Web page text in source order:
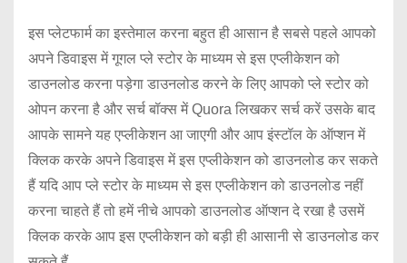
इस प्लेटफार्म का इस्तेमाल करना बहुत ही आसान है सबसे पहले आपको
अपने डिवाइस में गूगल प्ले स्टोर के माध्यम से इस एप्लीकेशन को
डाउनलोड करना पड़ेगा डाउनलोड करने के लिए आपको प्ले स्टोर को
ओपन करना है और सर्च बॉक्स में Quora लिखकर सर्च करें उसके बाद
आपके सामने यह एप्लीकेशन आ जाएगी और आप इंस्टॉल के ऑप्शन में
क्लिक करके अपने डिवाइस में इस एप्लीकेशन को डाउनलोड कर सकते
हैं यदि आप प्ले स्टोर के माध्यम से इस एप्लीकेशन को डाउनलोड नहीं
करना चाहते हैं तो हमें नीचे आपको डाउनलोड ऑप्शन दे रखा है उसमें
क्लिक करके आप इस एप्लीकेशन को बड़ी ही आसानी से डाउनलोड कर